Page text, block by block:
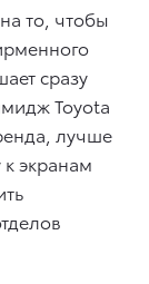
то, чтобы
сразу
Toyota
лучше
экранам